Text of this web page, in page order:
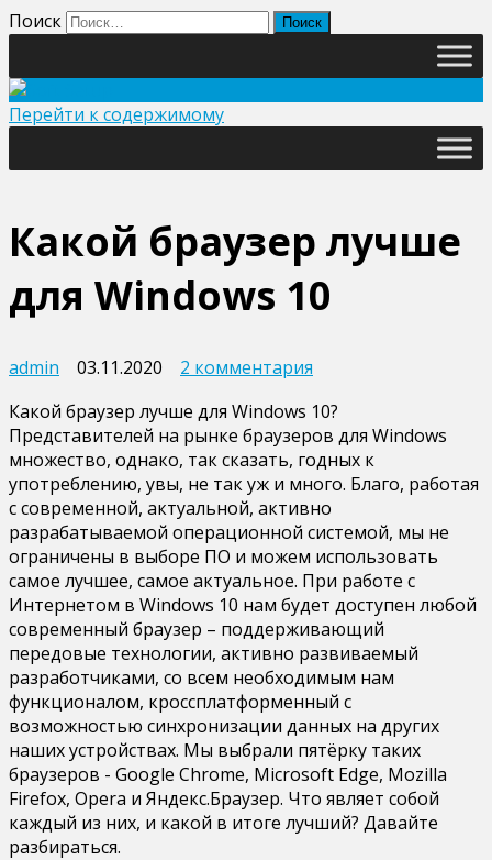
Поиск
Перейти к содержимому
Какой браузер лучше
для Windows 10
admin 03.11.2020 2 комментария
Какой
браузер
лучше
для
Windows
10
Какой браузер лучше для Windows 10?
Представителей на рынке браузеров для Windows
множество, однако, так сказать, годных к
употреблению, увы, не так уж и много. Благо, работая
с современной, актуальной, активно
разрабатываемой операционной системой, мы не
ограничены в выборе ПО и можем использовать
самое лучшее, самое актуальное. При работе с
Интернетом в Windows 10 нам будет доступен любой
современный браузер – поддерживающий
передовые технологии, активно развиваемый
разработчиками, со всем необходимым нам
функционалом, кроссплатформенный с
возможностью синхронизации данных на других
наших устройствах. Мы выбрали пятёрку таких
браузеров - Google Chrome, Microsoft Edge, Mozilla
Firefox, Opera и Яндекс.Браузер. Что являет собой
каждый из них, и какой в итоге лучший? Давайте
разбираться.